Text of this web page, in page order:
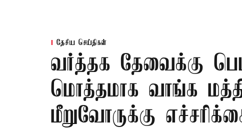
தேசிய செய்திகள்
வர்த்தக தேவைக்கு
மொத்தமாக வாங்க
மீறுவோருக்கு